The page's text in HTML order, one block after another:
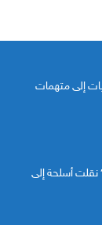
إلى متهمات
نقلت أسلحة إلى